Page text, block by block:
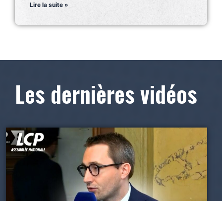
Lire la suite »
Les dernières vidéos